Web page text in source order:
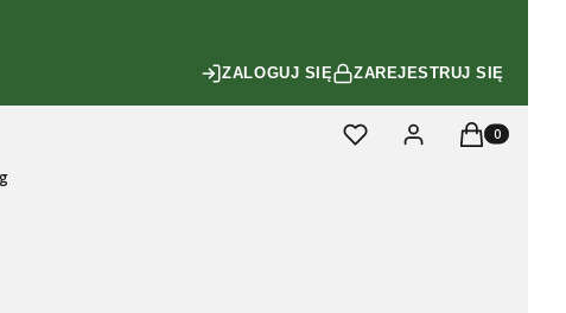
ZALOGUJ SIĘ ZAREJESTRUJ SIĘ
Ulubione Zaloguj sięProdukty w
Koszyk